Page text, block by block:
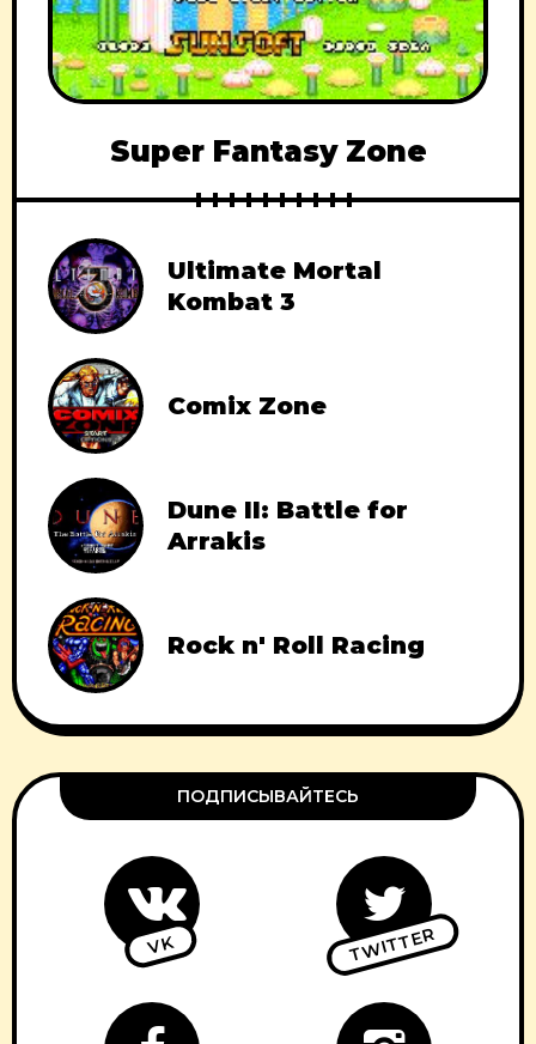
Super Fantasy Zone
Ultimate Mortal
Kombat 3
Comix Zone
Dune II: Battle for
Arrakis
Rock n' Roll Racing
ПОДПИСЫВАЙТЕСЬ
VK TWITTER